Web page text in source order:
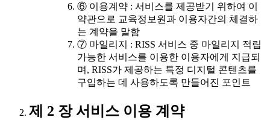
⑥ 이용계약 : 서비스를 제공받기 위하여 이
약관으로 교육정보원과 이용자간의 체결하
는 계약을 말함
⑦ 마일리지 : RISS 서비스 중 마일리지 적립
가능한 서비스를 이용한 이용자에게 지급되
며, RISS가 제공하는 특정 디지털 콘텐츠를
구입하는 데 사용하도록 만들어진 포인트
제 2 장 서비스 이용 계약